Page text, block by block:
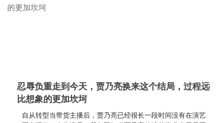
忍辱负重走到今天，贾乃亮换来这个结局，过程远
比想象的更加坎坷
自从转型当带货主播后，贾乃亮已经很长一段时间没有在演艺